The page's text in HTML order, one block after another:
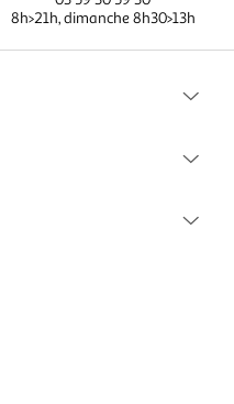
8h>21h, dimanche 8h30>13h